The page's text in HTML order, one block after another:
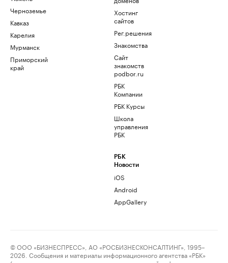
Черноземье
Кавказ
Карелия
Мурманск
Приморский
край
Хостинг
сайтов
Рег.решения
Знакомства
Сайт
знакомств
podbor.ru
РБК
Компании
РБК Курсы
Школа
управления
РБК
РБК
Новости
iOS
Android
AppGallery
© ООО «БИЗНЕСПРЕСС», АО «РОСБИЗНЕСКОНСАЛТИНГ», 1995–
2026. Сообщения и материалы информационного агентства «РБК»